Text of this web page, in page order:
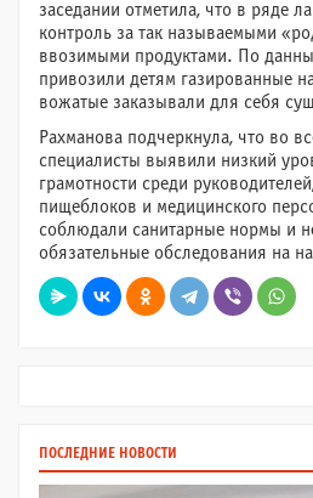
заседании отметила, что в ряде
контроль за так называемыми
ввозимыми продуктами. По
привозили детям газированные
вожатые заказывали для себя
Рахманова подчеркнула, что во
специалисты выявили низкий
грамотности среди
пищеблоков и медицинского
соблюдали санитарные нормы и
обязательные обследования на
ПОСЛЕДНИЕ НОВОСТИ